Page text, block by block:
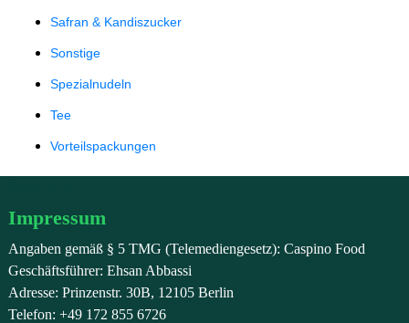
Safran & Kandiszucker
Sonstige
Spezialnudeln
Tee
Vorteilspackungen
Impressum
Angaben gemäß § 5 TMG (Telemediengesetz): Caspino Food
Geschäftsführer: Ehsan Abbassi
Adresse: Prinzenstr. 30B, 12105 Berlin
Telefon: +49 172 855 6726